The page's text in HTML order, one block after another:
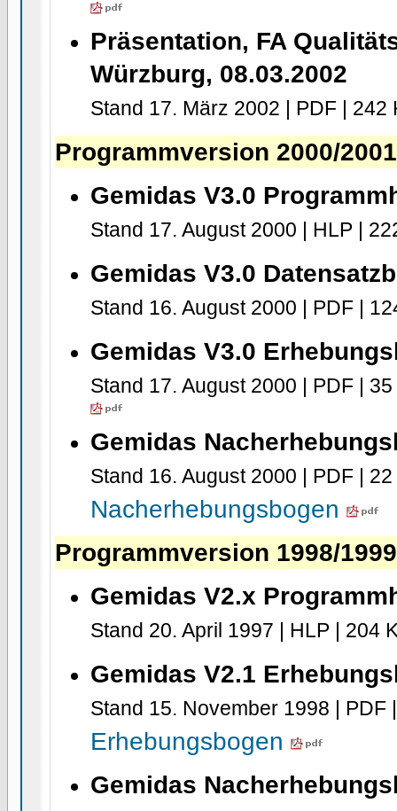
Präsentation, FA
Würzburg, 08.03.2002
Stand 17. März 2002 | PDF | 242
Programmversion 2000/2001
Gemidas V3.0
Stand 17. August 2000 | HLP |
Gemidas V3.0
Stand 16. August 2000 | PDF |
Gemidas V3.0
Stand 17. August 2000 | PDF | 35
Gemidas
Stand 16. August 2000 | PDF | 22
Nacherhebungsbogen
Programmversion 1998/1999
Gemidas V2.x
Stand 20. April 1997 | HLP | 204
Gemidas V2.1
Stand 15. November 1998 | PDF
Erhebungsbogen
Gemidas